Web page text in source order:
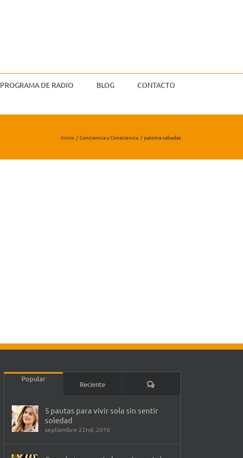
PROGRAMA DE RADIO BLOG CONTACTO
Inicio Conciencia y Consciencia paloma cabadas
Popular
Reciente Comentarios
5 pautas para vivir sola sin sentir
soledad
septiembre 22nd, 2016